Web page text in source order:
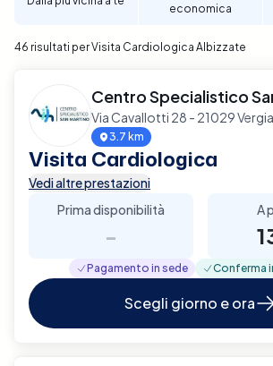
per garantire un supporto
economica
46 risultati per Visita Cardiologica Albizzate
Centro Specialistico
Via Cavallotti 28 - 21029
3.7 km
Visita Cardiologica
Vedi altre prestazioni
Prima disponibilità
-
A
Pagamento in sede Conferma
Scegli giorno e ora